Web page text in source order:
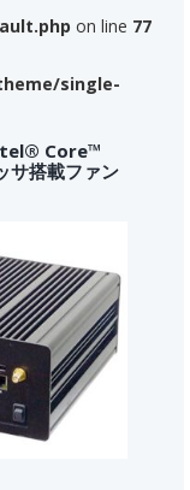
on line 77
single-
Core™
搭載ファン